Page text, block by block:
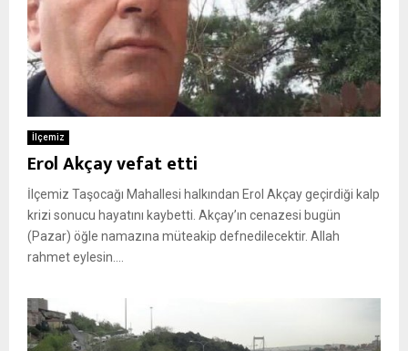
İlçemiz
Erol Akçay vefat etti
İlçemiz Taşocağı Mahallesi halkından Erol Akçay geçirdiği kalp
krizi sonucu hayatını kaybetti. Akçay’ın cenazesi bugün
(Pazar) öğle namazına müteakip defnedilecektir. Allah
rahmet eylesin....